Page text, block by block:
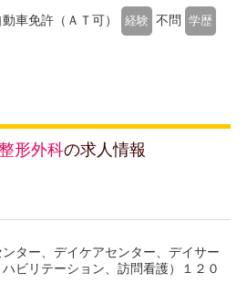
車免許（ＡＴ可） 経験 不問 学歴
形外科の求人情報
ンター、デイケアセンター、デイサー
ビリテーション、訪問看護）１２０